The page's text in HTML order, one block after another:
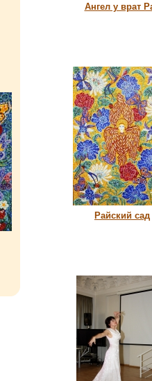
Ангел у врат
Райский сад